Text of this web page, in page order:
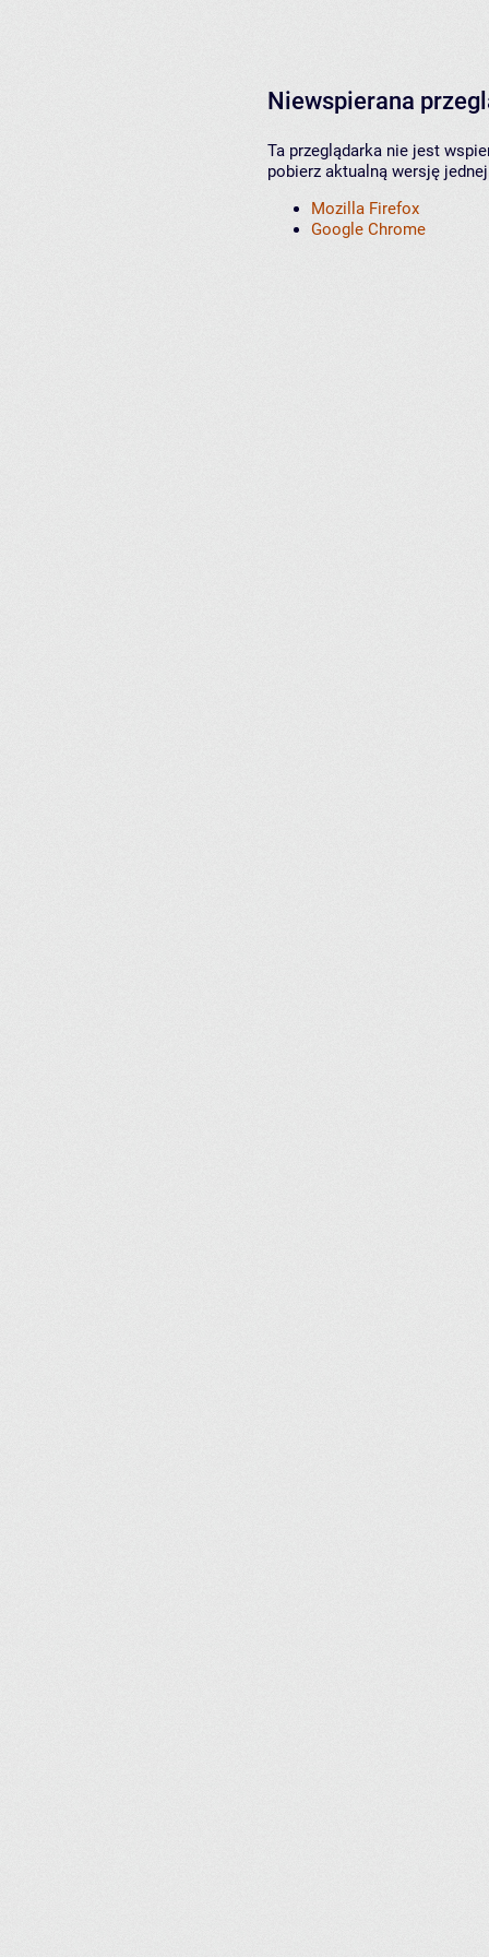
Niewspierana
Ta przeglądarka nie jest
pobierz aktualną wersję
Mozilla Firefox
Google Chrome